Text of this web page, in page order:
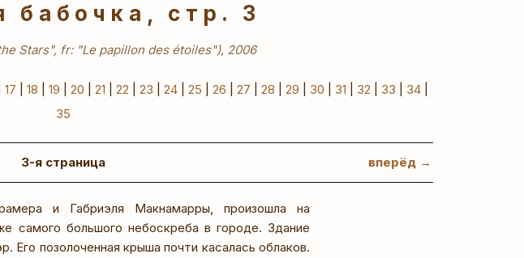
бабочка, стр. 3
Stars", fr: "Le papillon des étoiles"), 2006
17 18 19 20 21 22 23 24 25 26 27 28 29 30 31 32 33 34
35
3-я страница вперёд →
и Габриэля Макнамарры, произошла на
самого большого небоскреба в городе. Здание
Его позолоченная крыша почти касалась облаков.